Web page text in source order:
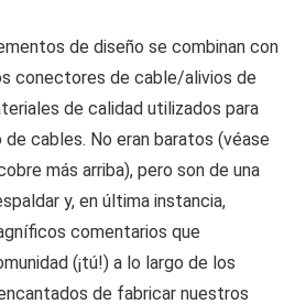
de diseño se combinan con
conectores de cable/alivios de
de calidad utilizados para
cables. No eran baratos (véase
más arriba), pero son de una
y, en última instancia,
comentarios que
(¡tú!) a lo largo de los
de fabricar nuestros